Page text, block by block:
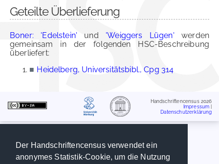
Der Handschriftencensus verwendet ein
anonymes Statistik-Cookie, um die Nutzung
Geteilte Überlieferung
Boner: 'Edelstein' und 'Weiggers Lügen' werden
gemeinsam in der folgenden HSC-Beschreibung
überliefert:
■ Heidelberg, Universitätsbibl., Cpg 314
Handschriftencensus 2026
Impressum
Datenschutzerklärung